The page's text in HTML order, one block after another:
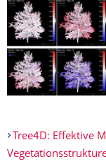
Tree4D: Effektive